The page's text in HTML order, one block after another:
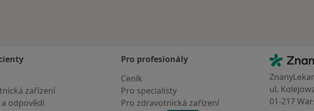
zařízení
odpovědi
Pro profesionály
Ceník
Pro specialisty
Pro zdravotnická zařízení
ZnamyLekar -
ul.
01-217